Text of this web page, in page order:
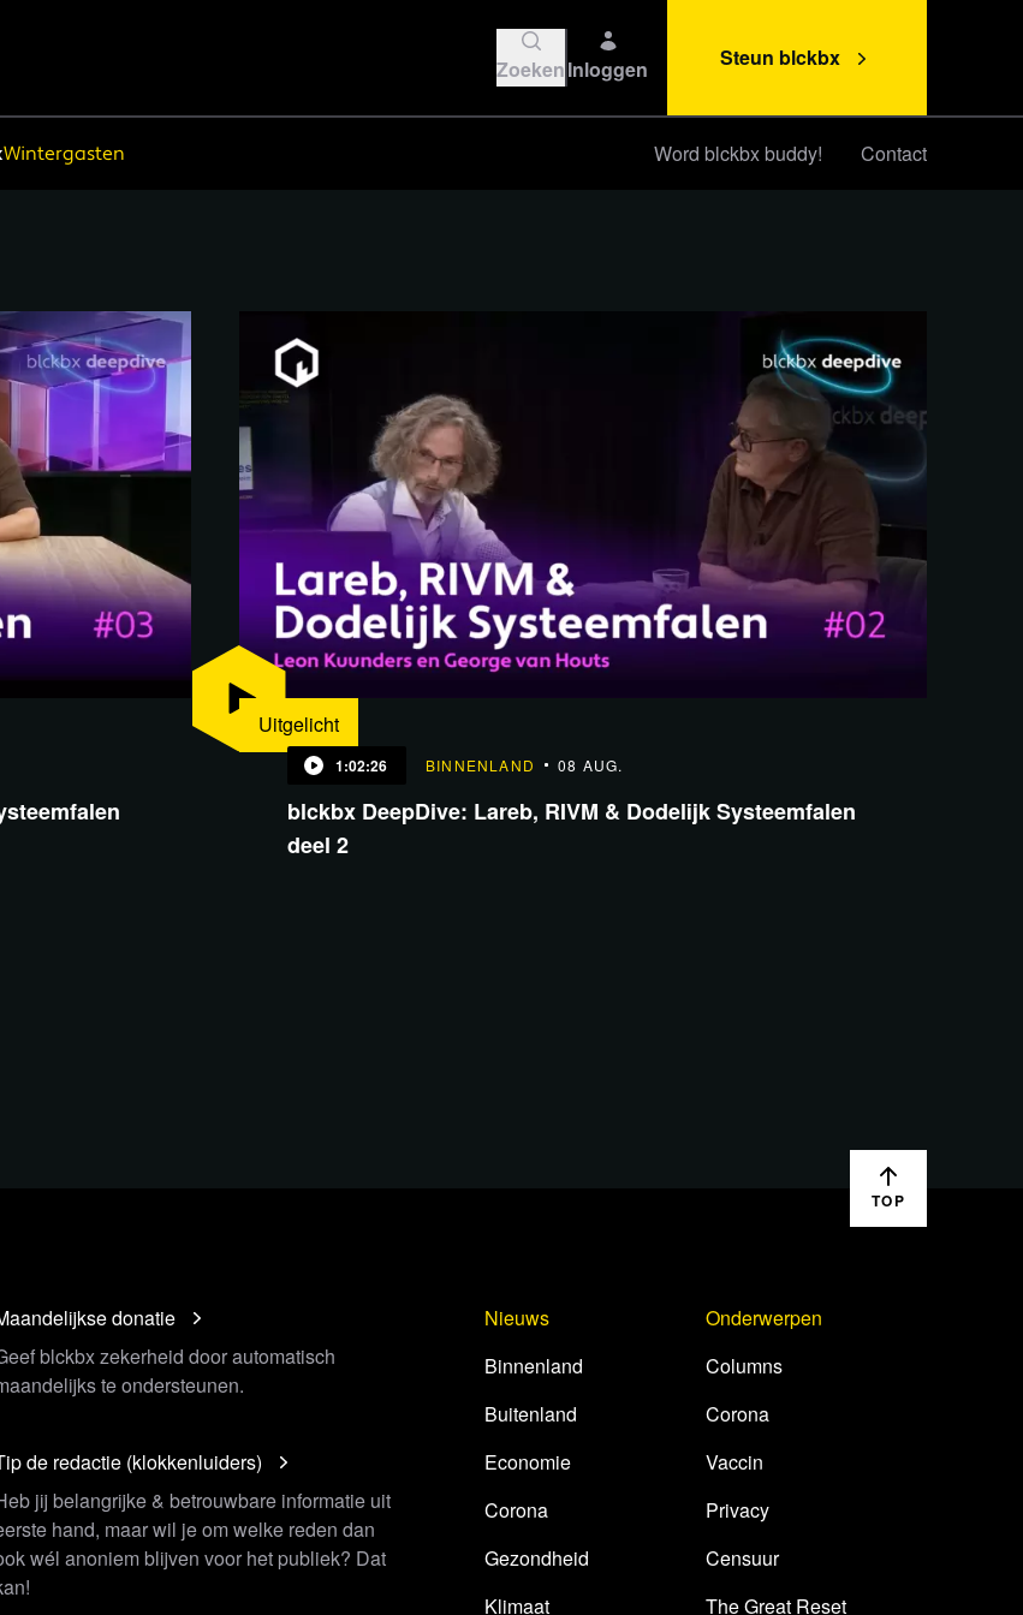
ZoekenInloggen Steun blckbx
Wintergasten Word blckbx buddy! Contact
Uitgelicht
1:02:26 BINNENLAND 08 AUG.
blckbx DeepDive: Lareb, RIVM & Dodelijk Systeemfalen
deel 2
TOP
donatie
blckbx zekerheid door automatisch
te ondersteunen.
de redactie (klokkenluiders)
jij belangrijke & betrouwbare informatie uit
hand, maar wil je om welke reden dan
wél anoniem blijven voor het publiek? Dat
Nieuws
Binnenland
Buitenland
Economie
Corona
Gezondheid
Klimaat
Onderwerpen
Columns
Corona
Vaccin
Privacy
Censuur
The Great Reset